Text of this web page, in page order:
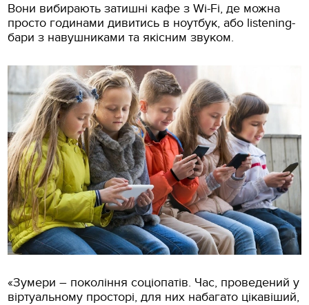
Вони вибирають затишні кафе з Wi-Fi, де можна
просто годинами дивитись в ноутбук, або listening-
бари з навушниками та якісним звуком.
«Зумери – покоління соціопатів. Час, проведений у
віртуальному просторі, для них набагато цікавіший,